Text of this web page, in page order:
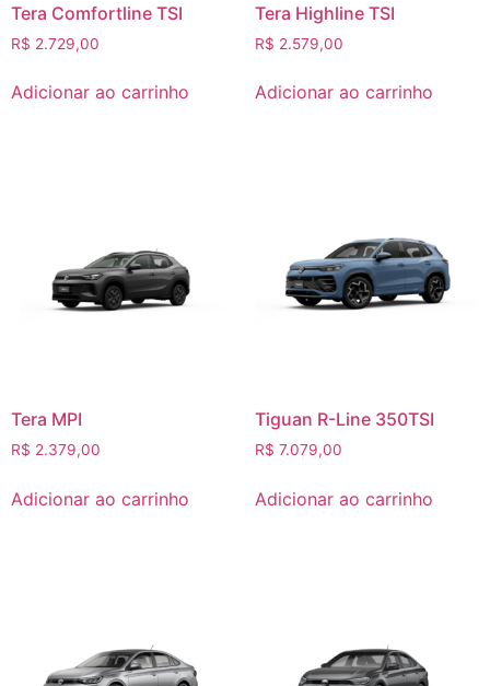
Tera Comfortline TSI
R$ 2.729,00
Adicionar ao carrinho
Tera Highline TSI
R$ 2.579,00
Adicionar ao carrinho
Tera MPI
R$ 2.379,00
Adicionar ao carrinho
Tiguan R-Line 350TSI
R$ 7.079,00
Adicionar ao carrinho